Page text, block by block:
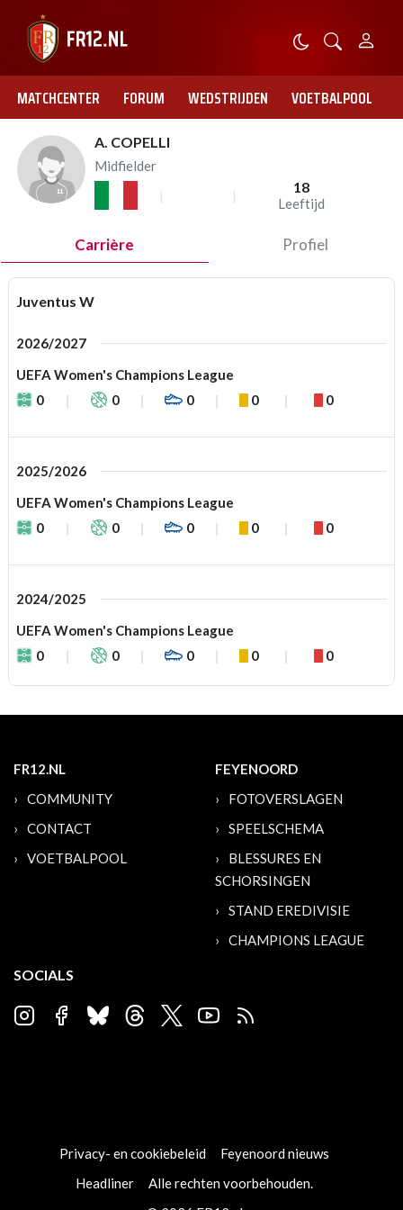
MATCHCENTER FORUM WEDSTRIJDEN VOETBALPOOL
A. COPELLI
Midfielder
18
Leeftijd
Carrière Profiel
Juventus W
2026/2027
UEFA Women's Champions League
0
0 0 0 0
2025/2026
UEFA Women's Champions League
0
0 0 0 0
2024/2025
UEFA Women's Champions League
0
0 0 0 0
FR12.NL
COMMUNITY
CONTACT
VOETBALPOOL
FEYENOORD
FOTOVERSLAGEN
SPEELSCHEMA
BLESSURES EN
SCHORSINGEN
STAND EREDIVISIE
CHAMPIONS LEAGUE
SOCIALS
Privacy- en cookiebeleid
Feyenoord nieuws
Headliner
Alle rechten voorbehouden.